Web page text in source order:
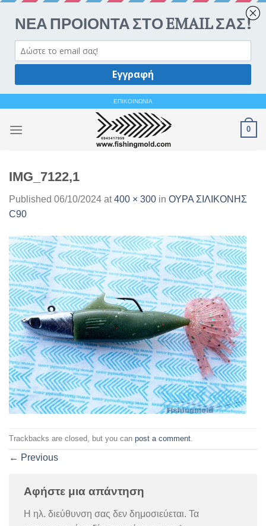
content
ΕΠΙΚΟΙΝΩΝΙΑ
0
IMG_7122,1
Published 06/10/2024 at400 × 300 in ΟΥΡΑ ΣΙΛΙΚΟΝΗΣ
C90
Trackbacks are closed, but you can post a comment
← Previous
Αφήστε μια απάντηση
Η ηλ. διεύθυνση σας δεν δημοσιεύεται. Τα